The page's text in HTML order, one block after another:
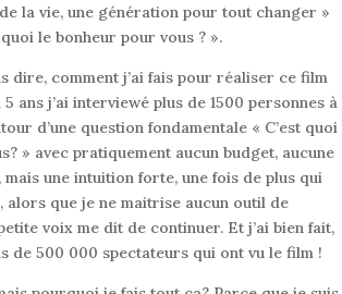
la vie, une génération pour tout changer »
le bonheur pour vous ? ».
dire, comment j’ai fais pour réaliser ce film
ans j’ai interviewé plus de 1500 personnes à
d’une question fondamentale « C’est quoi
» avec pratiquement aucun budget, aucune
une intuition forte, une fois de plus qui
alors que je ne maitrise aucun outil de
voix me dit de continuer. Et j’ai bien fait,
de 500 000 spectateurs qui ont vu le film !